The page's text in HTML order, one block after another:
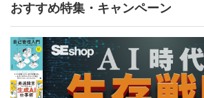
おすすめ特集・キャンペーン